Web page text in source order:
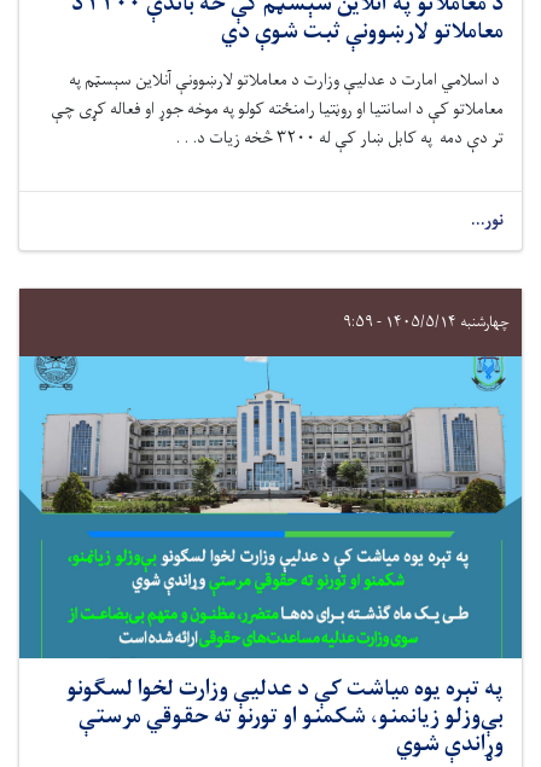
معاملاتو لارښوونې ثبت شوې دي
د اسلامي امارت د عدلیې وزارت د معاملاتو لارښوونې آنلاین سېسټم په
معاملاتو کې د اسانتیا او روڼتیا رامنځته کولو په موخه جوړ او فعاله کړیچې
تر دې‌ دمه په کابل ښار کې له ۳۲۰۰ څخه زیات د. . .
نور...
چهارشنبه ۱۴۰۵/۵/۱۴ - ۹:۵۹
په تېره یوه میاشت کې د عدلیې وزارت لخوا لسګونو
بې‌وزلو زیانمنو، شکمنو او تورنو ته حقوقي مرستې
وړاندې شوي